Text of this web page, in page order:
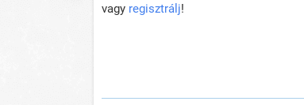
vagy regisztrálj!